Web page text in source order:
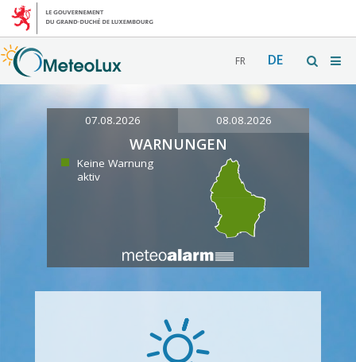
FR DE
07.08.2026 08.08.2026
WARNUNGEN
Keine Warnung
aktiv